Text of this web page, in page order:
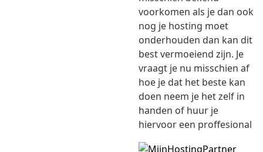
voorkomen als je dan ook
nog je hosting moet
onderhouden dan kan dit
best vermoeiend zijn. Je
vraagt je nu misschien af
hoe je dat het beste kan
doen neem je het zelf in
handen of huur je
hiervoor een proffesional